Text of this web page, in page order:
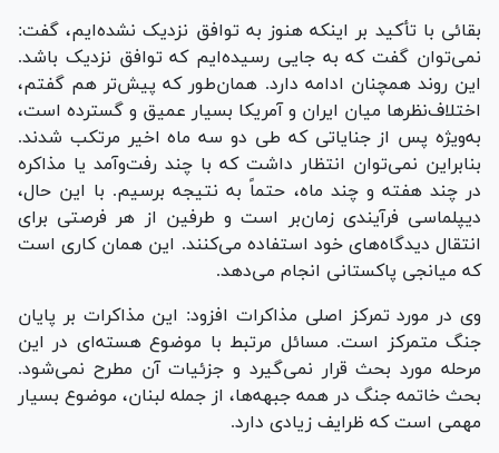
بقائی با تأکید بر اینکه هنوز به توافق نزدیک نشده‌ایم، گفت:
نمی‌توان گفت که به جایی رسیده‌ایم که توافق نزدیک باشد.
این روند همچنان ادامه دارد. همان‌طور که پیش‌تر هم گفتم،
اختلاف‌نظرها میان ایران و آمریکا بسیار عمیق و گسترده است،
به‌ویژه پس از جنایاتی که طی دو سه ماه اخیر مرتکب شدند.
بنابراین نمی‌توان انتظار داشت که با چند رفت‌وآمد یا مذاکره
در چند هفته و چند ماه، حتماً به نتیجه برسیم. با این حال،
دیپلماسی فرآیندی زمان‌بر است و طرفین از هر فرصتی برای
انتقال دیدگاه‌های خود استفاده می‌کنند. این همان کاری است
که میانجی پاکستانی انجام می‌دهد.
وی در مورد تمرکز اصلی مذاکرات افزود: این مذاکرات بر پایان
جنگ متمرکز است. مسائل مرتبط با موضوع هسته‌ای در این
مرحله مورد بحث قرار نمی‌گیرد و جزئیات آن مطرح نمی‌شود.
بحث خاتمه جنگ در همه جبهه‌ها، از جمله لبنان، موضوع بسیار
مهمی است که ظرایف زیادی دارد.